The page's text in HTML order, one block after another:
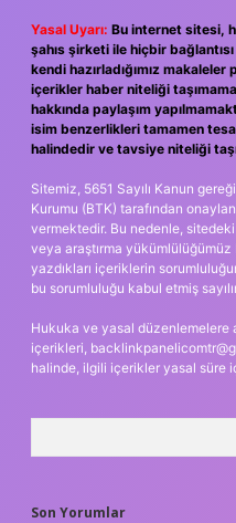
Yasal Uyarı: Bu internet sitesi,
şahıs şirketi ile hiçbir
kendi hazırladığımız
içerikler haber niteliği
hakkında paylaşım
isim benzerlikleri tamamen
halindedir ve tavsiye niteliği
Sitemiz, 5651 Sayılı Kanun
Kurumu (BTK) tarafından
vermektedir. Bu nedenle,
veya araştırma
yazdıkları içeriklerin
bu sorumluluğu kabul etmiş
Hukuka ve yasal düzenlemelere
içerikleri,
halinde, ilgili içerikler yasal süre
Son Yorumlar